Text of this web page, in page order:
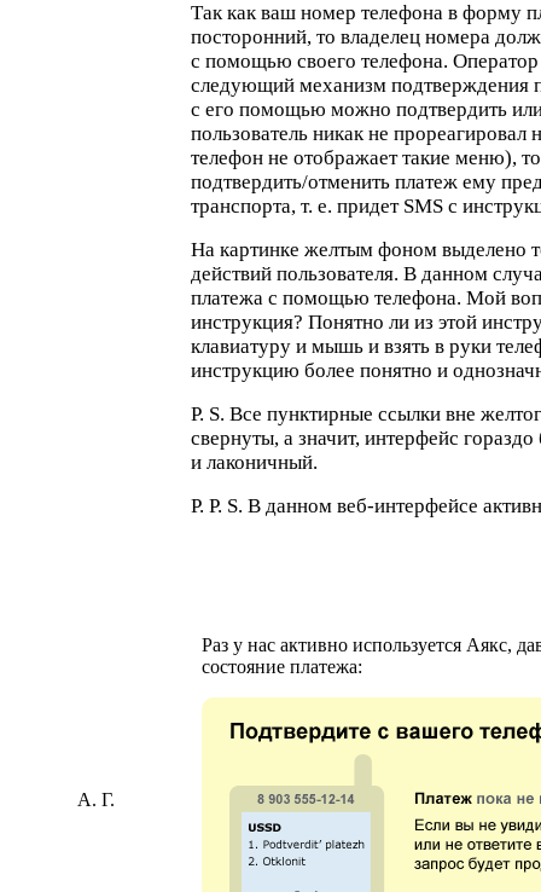
Так как ваш номер телефона в форму
посторонний, то владелец номера
с помощью своего телефона. Оператор
следующий механизм
с его помощью можно подтвердить
пользователь никак не прореагировал
телефон не отображает такие меню),
подтвердить/отменить платеж ему
транспорта, т. е. придет SMS с
На картинке желтым фоном выделено
действий пользователя. В данном
платежа с помощью телефона. Мой
инструкция? Понятно ли из этой
клавиатуру и мышь и взять в руки
инструкцию более понятно и
P. S. Все пунктирные ссылки вне
свернуты, а значит, интерфейс
и лаконичный.
P. P. S. В данном веб-интерфейсе
А. Г.
Раз у нас активно используется Аякс,
состояние платежа: